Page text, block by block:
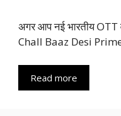
अगर आप नई भारतीय OTT
Chall Baaz Desi Prime
Read more